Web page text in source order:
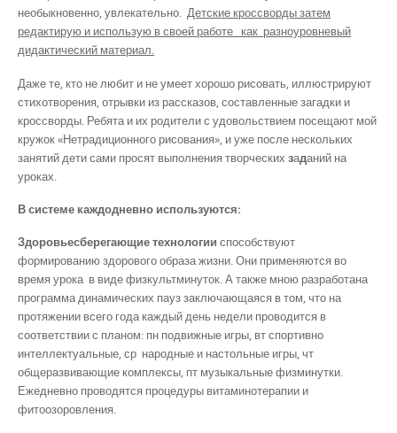
необыкновенно, увлекательно. Детские кроссворды затем
редактирую и использую в своей работе как разноуровневый
дидактический материал.
Даже те, кто не любит и не умеет хорошо рисовать, иллюстрируют
стихотворения, отрывки из рассказов, составленные загадки и
кроссворды. Ребята и их родители с удовольствием посещают мой
кружок «Нетрадиционного рисования», и уже после нескольких
занятий дети сами просят выполнения творческих заданий на
уроках.
В системе каждодневно используются:
Здоровьесберегающие технологии способствуют
формированию здорового образа жизни. Они применяются во
время урока в виде физкультминуток. А также мною разработана
программа динамических пауз заключающаяся в том, что на
протяжении всего года каждый день недели проводится в
соответствии с планом: пн подвижные игры, вт спортивно
интеллектуальные, ср народные и настольные игры, чт
общеразвивающие комплексы, пт музыкальные физминутки.
Ежедневно проводятся процедуры витаминотерапии и
фитоозоровления.